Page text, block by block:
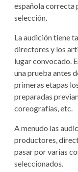
española correcta
selección.
La audición tiene
directores y los
lugar convocado.
una prueba antes
primeras etapas
preparadas
coreografías, etc.
A menudo las
productores,
pasar por varias
seleccionados.